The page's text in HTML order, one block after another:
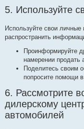
5. Используйте
Используйте свои
распространить
Проинформируйте
намерении продать
Поделитесь своим
попросите помощи
6. Рассмотрите
дилерскому
автомобилей